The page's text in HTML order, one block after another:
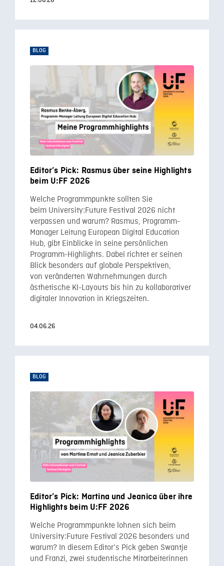
BLOG
Editor’s Pick: Rasmus über seine Highlights
beim U:FF 2026
Welche Programmpunkte sollten Sie
beim University:Future Festival 2026 nicht
verpassen und warum? Rasmus, Programm-
Manager Leitung European Digital Education
Hub, gibt Einblicke in seine persönlichen
Programm-Highlights. Dabei richtet er seinen
Blick besonders auf globale Perspektiven,
von veränderten Wahrnehmungen durch
ästhetische KI-Layouts bis hin zu kollaborativer
digitaler Innovation in Kriegszeiten.
04.06.26
BLOG
Editor’s Pick: Martina und Jeanica über ihre
Highlights beim U:FF 2026
Welche Programmpunkte lohnen sich beim
University:Future Festival 2026 besonders und
warum? In diesem Editor’s Pick geben Swantje
und Franzi, zwei studentische Mitarbeiterinnen